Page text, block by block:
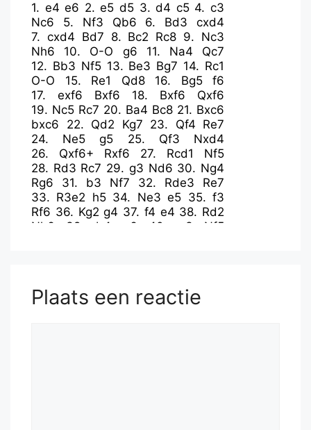
1. e4 e6 2.e5 d5 3.d4 c5 4.c3
Nc6
5. Nf3 Qb6 6. Bd3
cxd4
7. cxd4 Bd7 8. Bc2 Rc8 9. Nc3
Nh6
10. O-O g6 11. Na4
Qc7
12. Bb3 Nf5 13. Be3 Bg7 14. Rc1
O-O
15. Re1 Qd8 16. Bg5
f6
17. exf6 Bxf6 18. Bxf6
Qxf6
19. Nc5 Rc7 20. Ba4 Bc8 21. Bxc6
bxc6
22. Qd2 Kg7 23. Qf4 Re7
24. Ne5 g5 25. Qf3
Nxd4
26. Qxf6+ Rxf6 27. Rcd1
Nf5
28. Rd3 Rc7 29. g3 Nd6 30. Ng4
Rg6
31. b3 Nf7 32. Rde3
Re7
33. R3e2 h5 34. Ne3 e5 35.f3
Rf6 36. Kg2 g4 37. f4 e4 38. Rd2
Nh6
39. b4 a6 40. a3
Nf5
51.Nb6 Rf6 52.Re3 Rh6 53.Rc3
Plaats een reactie